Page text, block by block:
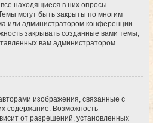
находящиеся в них опросы
могут быть закрыты по многим
или администратором конференции.
закрывать созданные вами темы,
вам администратором
изображения, связанные с
содержание. Возможность
от разрешений, установленных